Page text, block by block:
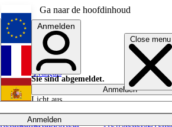
Ga naar de hoofdinhoud
Close menu
Anmelden
Rapporteur NewslettersEvents
English
Français
Anmelden
Sie sind abgemeldet.
Anmelden
Licht aus